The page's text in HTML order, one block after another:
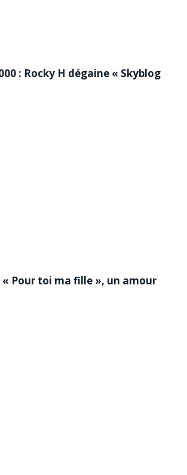
: Rocky H dégaine « Skyblog
« Pour toi ma fille », un amour